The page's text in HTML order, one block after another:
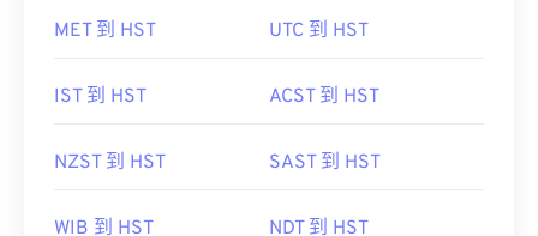
MET 到 HST UTC 到 HST
IST 到 HST ACST 到 HST
NZST 到 HST SAST 到 HST
WIB 到 HST NDT 到 HST